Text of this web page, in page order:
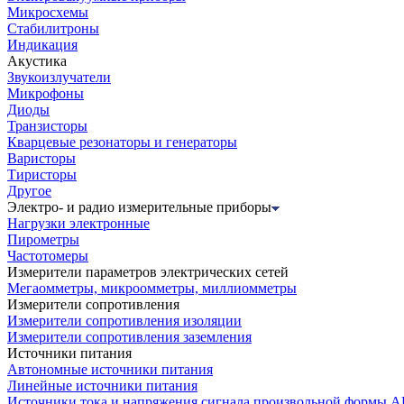
Микросхемы
Стабилитроны
Индикация
Акустика
Звукоизлучатели
Микрофоны
Диоды
Транзисторы
Кварцевые резонаторы и генераторы
Варисторы
Тиристоры
Другое
Электро- и радио измерительные приборы
Нагрузки электронные
Пирометры
Частотомеры
Измерители параметров электрических сетей
Мегаомметры, микроомметры, миллиомметры
Измерители сопротивления
Измерители сопротивления изоляции
Измерители сопротивления заземления
Источники питания
Автономные источники питания
Линейные источники питания